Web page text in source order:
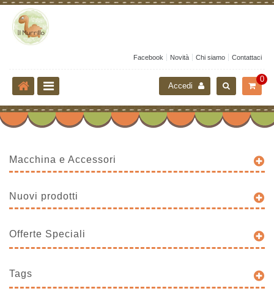
Facebook Novità Chi siamo Contattaci
0
Accedi
Macchina e Accessori
Nuovi prodotti
Offerte Speciali
Tags